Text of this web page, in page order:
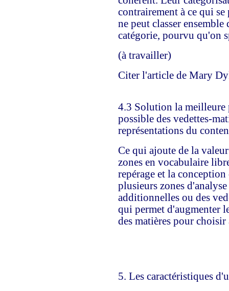
contrairement à ce qui se
ne peut classer ensemble
catégorie, pourvu qu'on
(à travailler)
Citer l'article de Mary
4.3 Solution la meilleure
possible des vedettes-
représentations du
Ce qui ajoute de la
zones en vocabulaire
repérage et la
plusieurs zones
additionnelles ou des
qui permet d'augmenter
des matières pour
5. Les caractéristiques